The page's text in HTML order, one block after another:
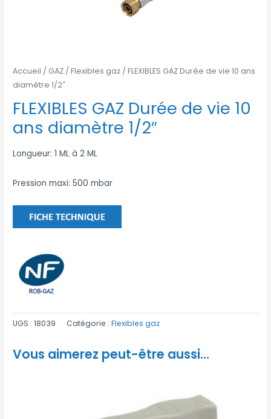
Accueil / GAZ /Flexibles gaz / FLEXIBLES GAZ Durée de vie 10 ans
diamètre 1/2″
FLEXIBLES GAZ Durée de vie 10
ans diamètre 1/2″
Longueur: 1 ML à 2 ML
Pression maxi: 500 mbar
UGS :18039 Catégorie :Flexibles gaz
Vous aimerez peut-être aussi…